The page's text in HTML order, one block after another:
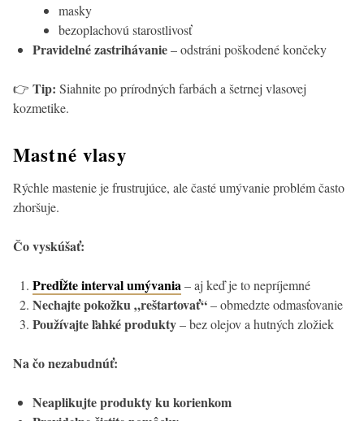
masky
bezoplachovú starostlivosť
Pravidelné zastrihávanie– odstráni poškodené končeky
👉 Tip: Siahnite po prírodných farbách a šetrnej vlasovej
kozmetike.
Mastné vlasy
Rýchle mastenie je frustrujúce, ale časté umývanie problém často
zhoršuje.
Čo vyskúšať:
Predĺžte interval umývania– aj keď je to nepríjemné
Nechajte pokožku „reštartovať“– obmedzte odmasťovanie
Používajte ľahké produkty– bez olejov a hutných zložiek
Na čo nezabudnúť:
Neaplikujte produkty ku korienkom